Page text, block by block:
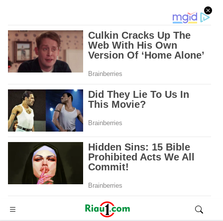
Advertisement